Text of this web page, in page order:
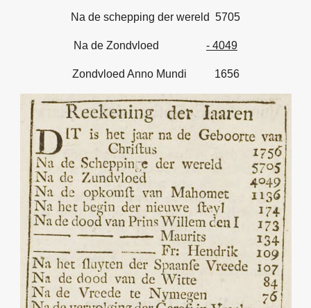
Na de schepping der wereld 5705
Na de Zondvloed - 4049
Zondvloed Anno Mundi 1656